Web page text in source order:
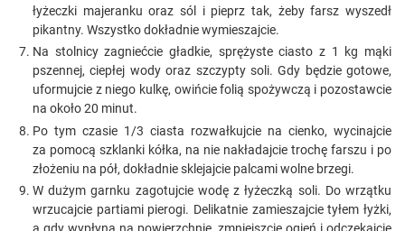
łyżeczki majeranku oraz sól i pieprz tak, żeby farsz wyszedł
pikantny. Wszystko dokładnie wymieszajcie.
Na stolnicy zagniećcie gładkie, sprężyste ciasto z 1 kg mąki
pszennej, ciepłej wody oraz szczypty soli. Gdy będzie gotowe,
uformujcie z niego kulkę, owińcie folią spożywczą i pozostawcie
na około 20 minut.
Po tym czasie 1/3 ciasta rozwałkujcie na cienko, wycinajcie
za pomocą szklanki kółka, na nie nakładajcie trochę farszu i po
złożeniu na pół, dokładnie sklejajcie palcami wolne brzegi.
W dużym garnku zagotujcie wodę z łyżeczką soli. Do wrzątku
wrzucajcie partiami pierogi. Delikatnie zamieszajcie tyłem łyżki,